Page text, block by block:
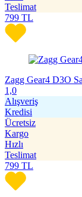
Teslimat
799 TL
Zagg Gear4 D3O
1,0
Alışveriş
Kredisi
Ücretsiz
Kargo
Hızlı
Teslimat
799 TL